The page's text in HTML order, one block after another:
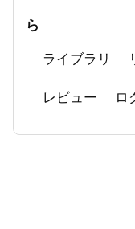
ら
ライブラリ
レビュー ロ